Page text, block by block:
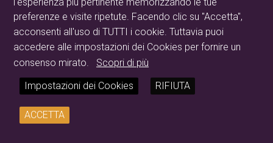
preferenze e visite ripetute. Facendo clic su "Accetta",
acconsenti all'uso di TUTTI i cookie. Tuttavia puoi
accedere alle impostazioni dei Cookies per fornire un
consenso mirato.
Scopri di più
Impostazioni dei Cookies
RIFIUTA
ACCETTA